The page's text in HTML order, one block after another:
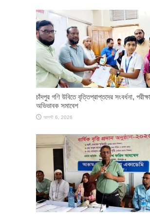
চাঁদপুর গণি উবিতে বৃত্তিপ্রাপ্তদের সংবর্ধনা,
অভিভাবক সমাবেশ
আগস্ট 6, 2026